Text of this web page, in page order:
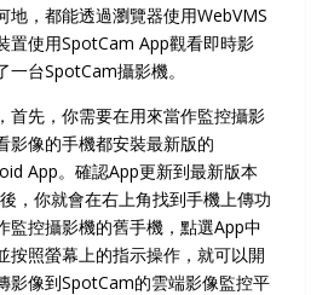
地，都能透過瀏覽器使用WebVMS
置使用SpotCam App觀看即時影
台SpotCam攝影機。
首先，你需要在用來當作監控攝影
影像的手機都安裝最新版的
App。確認App更新到最新版本
，你就會在右上角找到手機上傳功
監控攝影機的舊手機，點選App中
按照螢幕上的指示操作，就可以開
影像到SpotCam的雲端影像監控平